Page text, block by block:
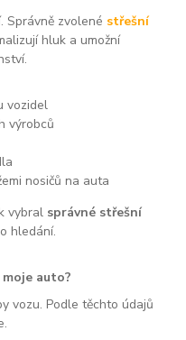
Správně zvolené střešní
hluk a umožní
vozidel
výrobců
nosičů na auta
vybral správné střešní
hledání.
auto?
vozu. Podle těchto údajů